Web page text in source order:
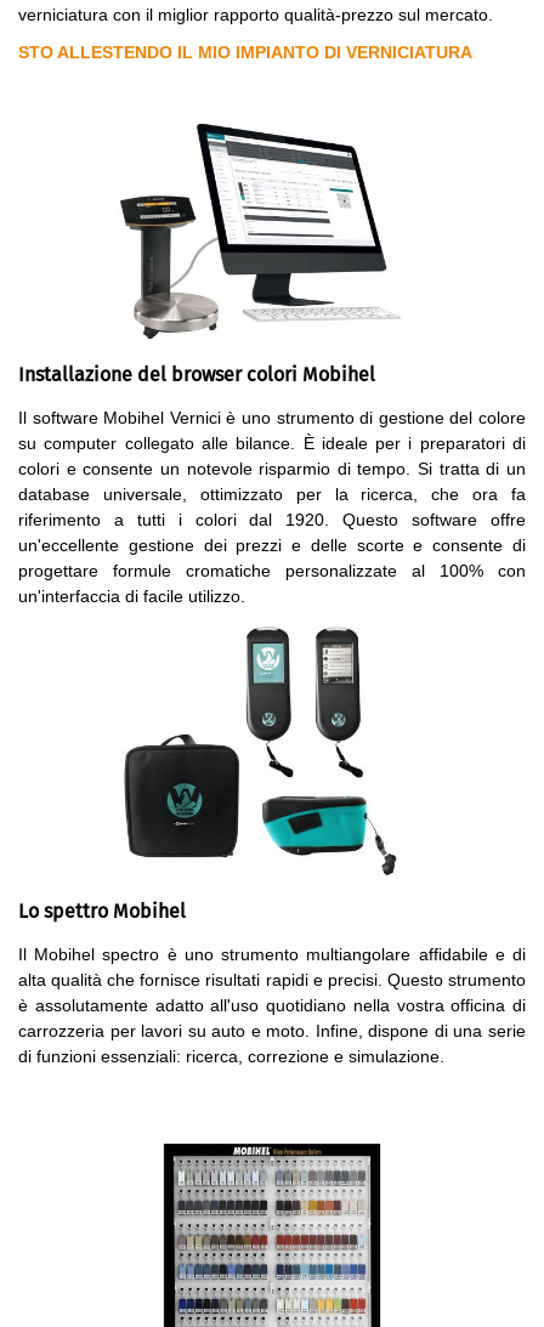
verniciatura con il miglior rapporto qualità-prezzo sul mercato.
STO ALLESTENDO IL MIO IMPIANTO DI VERNICIATURA
Installazione del browser colori Mobihel
Il software Mobihel Vernici è uno strumento di gestione del colore
su computer collegato alle bilance. È ideale per i preparatori di
colori e consente un notevole risparmio di tempo. Si tratta di un
database universale, ottimizzato per la ricerca, che ora fa
riferimento a tutti i colori dal 1920. Questo software offre
un'eccellente gestione dei prezzi e delle scorte e consente di
progettare formule cromatiche personalizzate al 100% con
un'interfaccia di facile utilizzo.
Lo spettro Mobihel
Il Mobihel spectro è uno strumento multiangolare affidabile e di
alta qualità che fornisce risultati rapidi e precisi. Questo strumento
è assolutamente adatto all'uso quotidiano nella vostra officina di
carrozzeria per lavori su auto e moto. Infine, dispone di una serie
di funzioni essenziali: ricerca, correzione e simulazione.